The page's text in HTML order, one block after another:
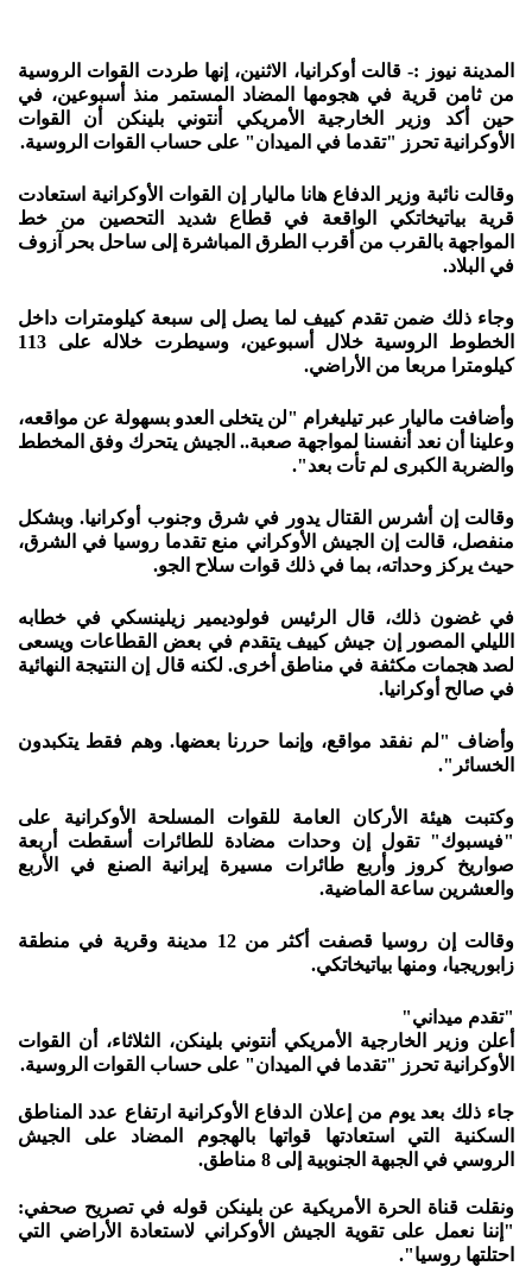
المدينة نيوز :- قالت أوكرانيا، الاثنين، إنها طردت القوات الروسية
من ثامن قرية في هجومها المضاد المستمر منذ أسبوعين، في
حين أكد وزير الخارجية الأمريكي أنتوني بلينكن أن القوات
الأوكرانية تحرز "تقدما في الميدان" على حساب القوات الروسية.
وقالت نائبة وزير الدفاع هانا ماليار إن القوات الأوكرانية استعادت
قرية بياتيخاتكي الواقعة في قطاع شديد التحصين من خط
المواجهة بالقرب من أقرب الطرق المباشرة إلى ساحل بحر آزوف
في البلاد.
وجاء ذلك ضمن تقدم كييف لما يصل إلى سبعة كيلومترات داخل
الخطوط الروسية خلال أسبوعين، وسيطرت خلاله على 113
كيلومترا مربعا من الأراضي.
وأضافت ماليار عبر تيليغرام "لن يتخلى العدو بسهولة عن مواقعه،
وعلينا أن نعد أنفسنا لمواجهة صعبة.. الجيش يتحرك وفق المخطط
والضربة الكبرى لم تأت بعد".
وقالت إن أشرس القتال يدور في شرق وجنوب أوكرانيا. وبشكل
منفصل، قالت إن الجيش الأوكراني منع تقدما روسيا في الشرق،
حيث يركز وحداته، بما في ذلك قوات سلاح الجو.
في غضون ذلك، قال الرئيس فولوديمير زيلينسكي في خطابه
الليلي المصور إن جيش كييف يتقدم في بعض القطاعات ويسعى
لصد هجمات مكثفة في مناطق أخرى. لكنه قال إن النتيجة النهائية
في صالح أوكرانيا.
وأضاف "لم نفقد مواقع، وإنما حررنا بعضها. وهم فقط يتكبدون
الخسائر".
وكتبت هيئة الأركان العامة للقوات المسلحة الأوكرانية على
"فيسبوك" تقول إن وحدات مضادة للطائرات أسقطت أربعة
صواريخ كروز وأربع طائرات مسيرة إيرانية الصنع في الأربع
والعشرين ساعة الماضية.
وقالت إن روسيا قصفت أكثر من 12 مدينة وقرية في منطقة
زابوريجيا، ومنها بياتيخاتكي.
"تقدم ميداني"
أعلن وزير الخارجية الأمريكي أنتوني بلينكن، الثلاثاء، أن القوات
الأوكرانية تحرز "تقدما في الميدان" على حساب القوات الروسية.
جاء ذلك بعد يوم من إعلان الدفاع الأوكرانية ارتفاع عدد المناطق
السكنية التي استعادتها قواتها بالهجوم المضاد على الجيش
الروسي في الجبهة الجنوبية إلى 8 مناطق.
ونقلت قناة الحرة الأمريكية عن بلينكن قوله في تصريح صحفي:
"إننا نعمل على تقوية الجيش الأوكراني لاستعادة الأراضي التي
احتلتها روسيا".